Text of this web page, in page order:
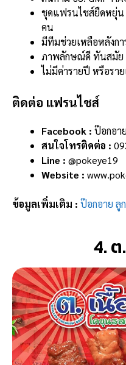
ชุดแฟรนไชส์ยืดหยุ่น
คน
มีทีมช่วยเหลือหลังก
ภาพลักษณ์ดี ทันสมัย
ไม่มีค่ารายปี หรือรา
ติดต่อ แฟรนไชส์
Facebook : ป๊อกอา
สนใจโทรติดต่อ :
Line : @pokeye19
Website :
ข้อมูลเพิ่มเติม : ป๊อกอาย ลู
4. ต